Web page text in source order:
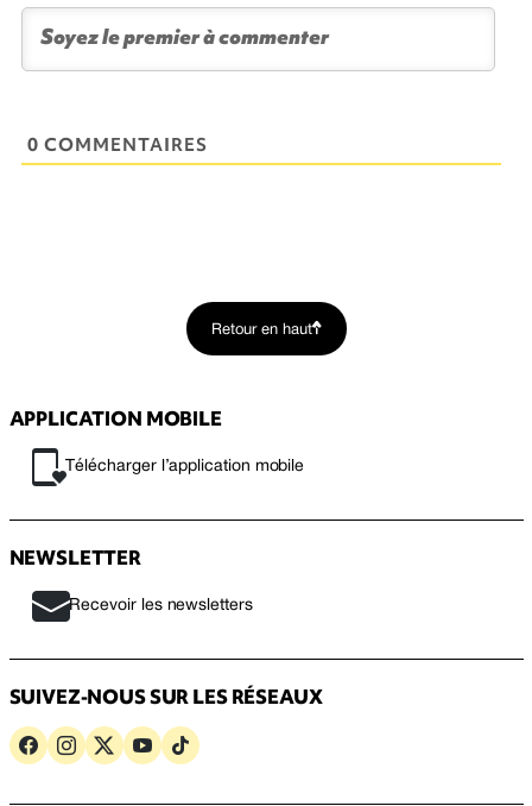
0 COMMENTAIRES
Retour en haut
APPLICATION MOBILE
Télécharger l’application mobile
NEWSLETTER
Recevoir les newsletters
SUIVEZ-NOUS SUR LES RÉSEAUX